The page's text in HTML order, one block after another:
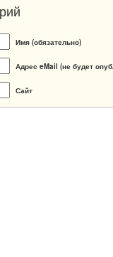
Имя (обязательно)
Адрес eMail (не будет
Сайт